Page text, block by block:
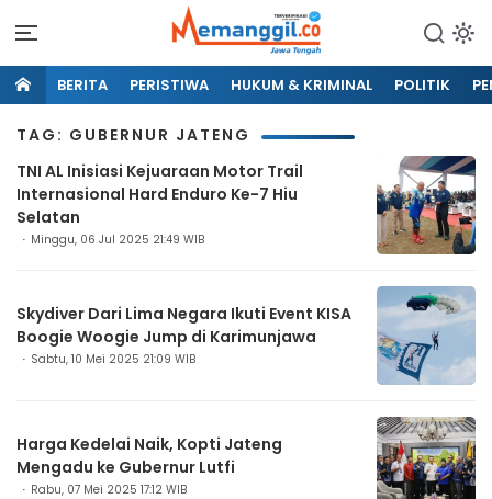
BERITA PERISTIWA HUKUM & KRIMINAL POLITIK
TAG: GUBERNUR JATENG
TNI AL Inisiasi Kejuaraan Motor Trail
Internasional Hard Enduro Ke-7 Hiu
Selatan
Minggu, 06 Jul 2025 21:49 WIB
Skydiver Dari Lima Negara Ikuti Event KISA
Boogie Woogie Jump di Karimunjawa
Sabtu, 10 Mei 2025 21:09 WIB
Harga Kedelai Naik, Kopti Jateng
Mengadu ke Gubernur Lutfi
Rabu, 07 Mei 2025 17:12 WIB